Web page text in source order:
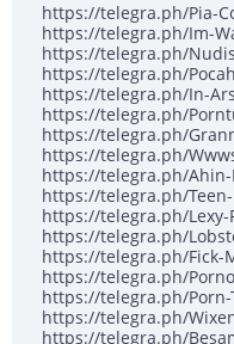
https://telegra.ph/Pia-
https://telegra.ph/Im-
https://telegra.ph/
https://telegra.ph/
https://telegra.ph/In-
https://telegra.ph/
https://telegra.ph/
https://telegra.ph/
https://telegra.ph/Ahin-
https://telegra.ph/
https://telegra.ph/Lexy-
https://telegra.ph/
https://telegra.ph/Fick-
https://telegra.ph/
https://telegra.ph/Porn-
https://telegra.ph/
https://telegra.ph/